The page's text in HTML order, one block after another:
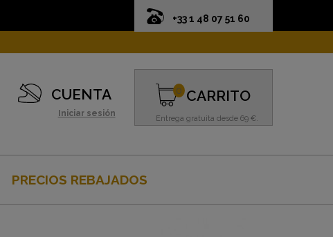
+33 1 48 07 51 60
CUENTA
Iniciar sesión
CARRITO
Entrega gratuita desde 69 €.
0
PRECIOS REBAJADOS